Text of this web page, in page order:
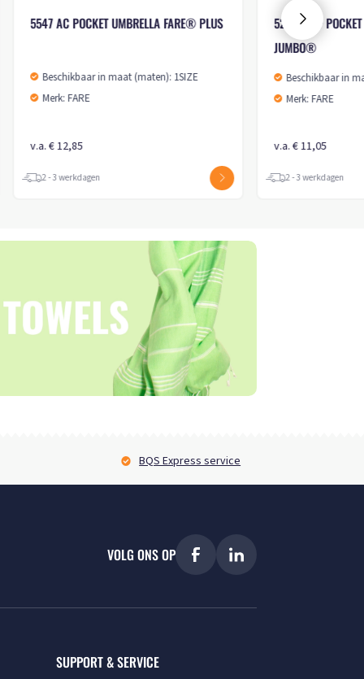
5514 AC POCKET UMBRELLA ÖKOBRELLA
Merk: FARE
v.a. € 13,35
2 - 3 werkdagen
5429 AOC POCKET
Beschikbaar in
Merk: FARE
v.a. € 18,90
2 - 3 werkdagen
BQS Express service
VOLG ONS OP
SUPPORT & SERVICE